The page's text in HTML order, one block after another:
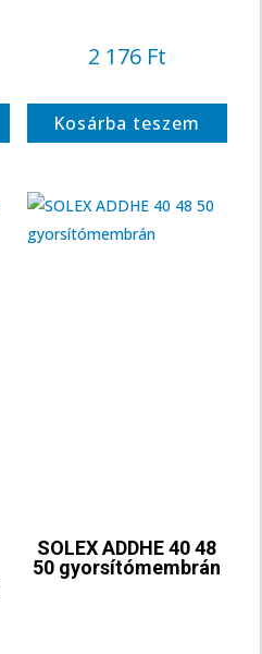
2 176 Ft
Kosárba teszem
SOLEX ADDHE 40 48
50 gyorsítómembrán